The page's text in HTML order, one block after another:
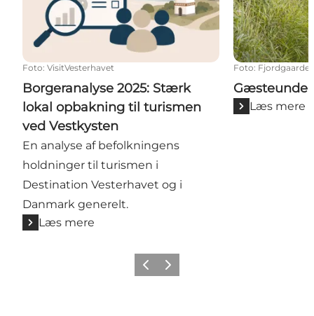
Foto: VisitVesterhavet
Borgeranalyse 2025: Stærk
lokal opbakning til turismen
ved Vestkysten
En analyse af befolkningens
holdninger til turismen i
Destination Vesterhavet og i
Danmark generelt.
Læs mere
Foto:
Læs mere
ForrigeNæste